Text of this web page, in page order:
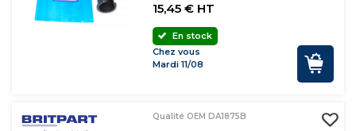
15,45 € HT
En stock
Chez vous
Mardi 11/08
Qualité OEM DA1875B